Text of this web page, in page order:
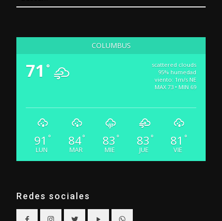
COLUMBUS
71 °
scattered clouds
95% humedad
viento: 1m/s NE
MAX 73 • MIN 69
91 °
LUN
84°
MAR
83 °
MIE
83 °
JUE
81 °
VIE
Redes sociales